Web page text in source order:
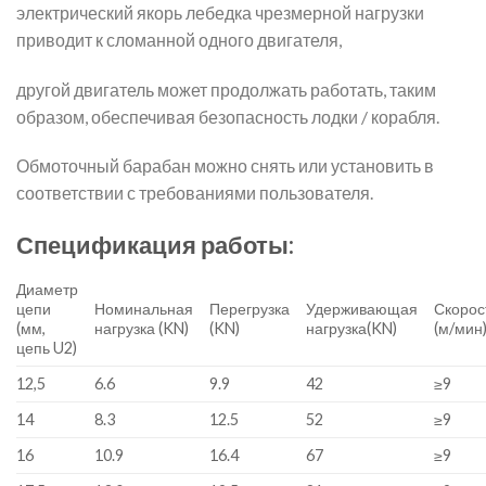
электрический якорь лебедка чрезмерной нагрузки
приводит к сломанной одного двигателя,
другой двигатель может продолжать работать, таким
образом, обеспечивая безопасность лодки / корабля.
Обмоточный барабан можно снять или установить в
соответствии с требованиями пользователя.
Спецификация работы:
Диаметр
цепи
(мм,
цепь U2)
Номинальная
нагрузка (KN)
Перегрузка
(KN)
Удерживающая
нагрузка(KN)
(м/
12,5 6.6 9.9 42
≥9
14
8.3 12.5 52
≥9
16
10.9 16.4 67
≥9